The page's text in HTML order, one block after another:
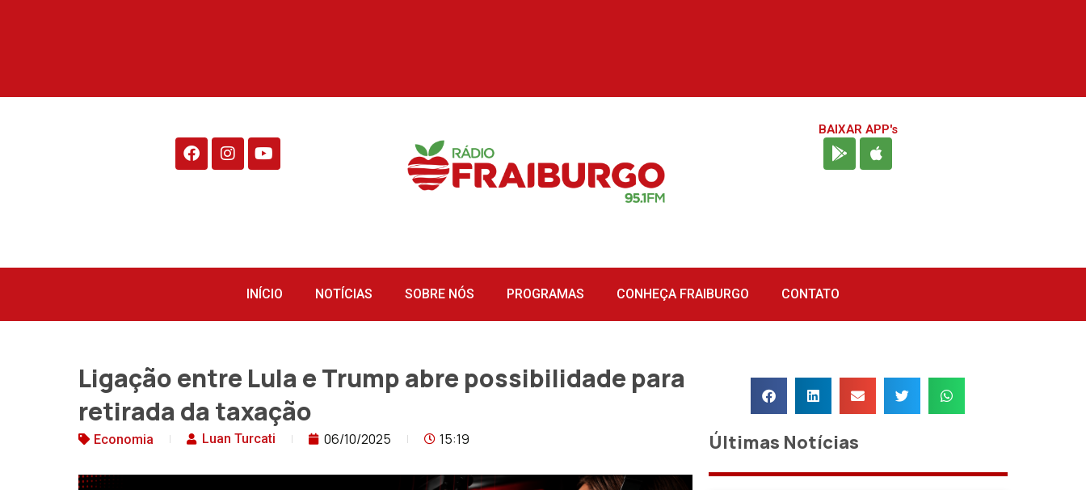
BAIXAR APP's
INÍCIO NOTÍCIAS SOBRE NÓS PROGRAMAS CONHEÇA FRAIBURGO CONTATO
Ligação entre Lula e Trump abre possibilidade para
retirada da taxação
Economia Luan Turcati 06/10/2025 15:19 Últimas Notícias